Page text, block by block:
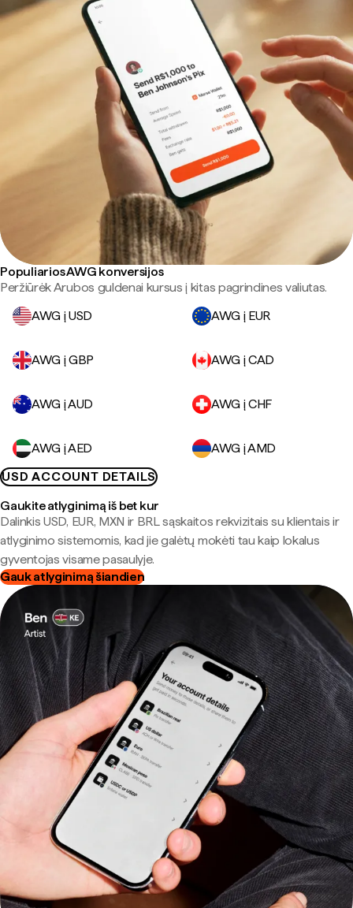
Populiarios AWG konversijos
Peržiūrėk Arubos guldenai kursus į kitas pagrindines valiutas.
AWG į USD
AWG į EUR
AWG į GBP AWG į CAD
AWG į AUD AWG į CHF
AWG į AED
AWG į AMD
USD ACCOUNT DETAILS
Gaukite atlyginimą iš bet kur
Dalinkis USD, EUR, MXN ir BRL sąskaitos rekvizitais su klientais ir
atlyginimo sistemomis, kad jie galėtų mokėti tau kaip lokalus
gyventojas visame pasaulyje.
Gauk atlyginimą šiandien